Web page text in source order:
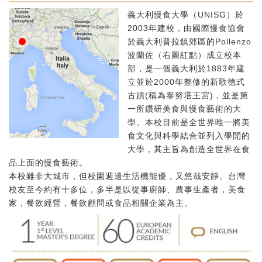
義大利慢食大學（UNISG）於
2003年建校，由國際慢食協會
於義大利普拉鎮郊區的Pollenzo
波蘭佐（右圖紅點）成立校本
部，是一個義大利於1883年建
立並於2000年整修的新歌德式
古蹟(稱為泰努塔王宮)，並是第
一所鑽研美食與慢食藝術的大
學。本校目前是全世界唯一將美
食文化與科學結合並列入學開的
大學，其主旨為創造全世界在食
品上面的慢食藝術。
本校雖非大城市，但校園週邊生活機能優，又悠哉安靜。台灣
校友至今約有十多位，多半是以從事廚師、農事生產者，美食
家，餐飲經營，餐飲顧問或食品相關企業為主。